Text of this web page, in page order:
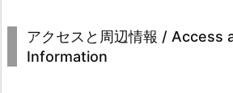
アクセスと周辺情報 / Access
Information